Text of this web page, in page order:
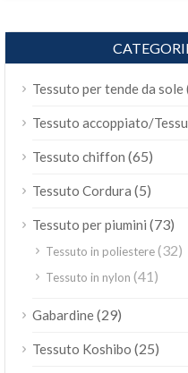
Tessuto per tende da sole
Tessuto accoppiato/
Tessuto chiffon (65)
Tessuto Cordura (5)
Tessuto per piumini (73)
Tessuto in poliestere(32)
Tessuto in nylon (41)
Gabardine(29)
Tessuto Koshibo (25)